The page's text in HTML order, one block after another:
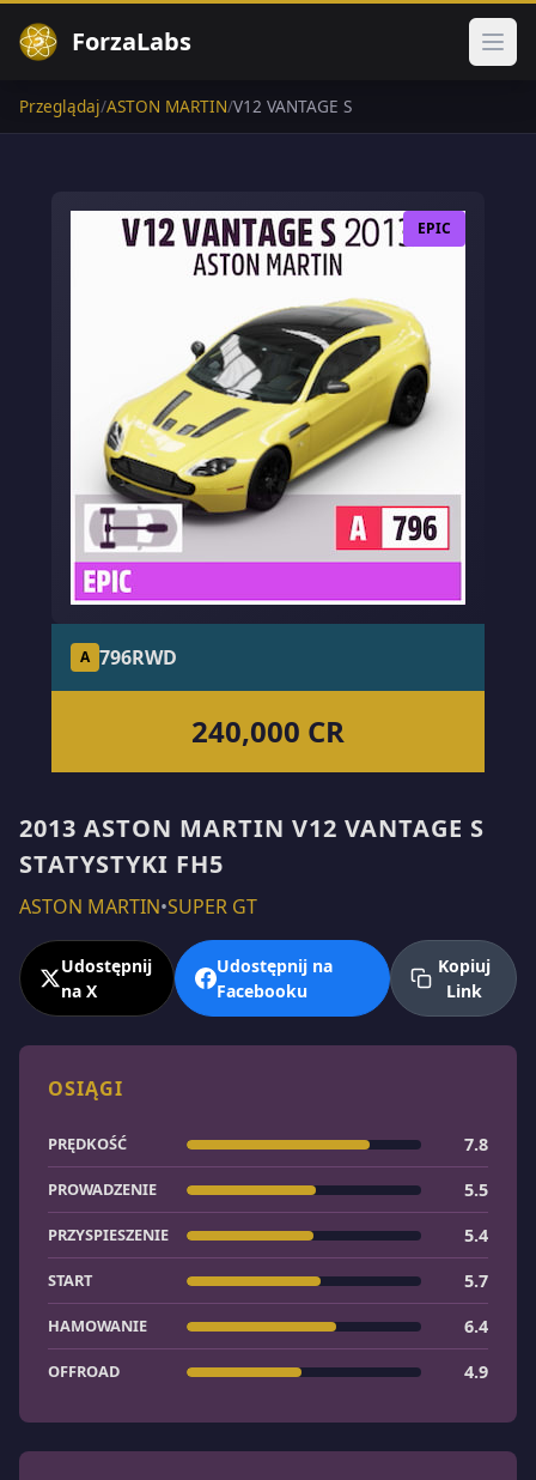
ForzaLabs
Przeglądaj/ASTON MARTIN/V12 VANTAGE S
EPIC
A 796RWD
240,000 CR
2013 ASTON MARTIN V12 VANTAGE S
STATYSTYKI FH5
ASTON MARTIN•SUPER GT
Udostępnij
na X
Udostępnij na
Facebooku
Kopiuj
Link
OSIĄGI
PRĘDKOŚĆ 7.8
PROWADZENIE 5.5
PRZYSPIESZENIE 5.4
START 5.7
HAMOWANIE 6.4
OFFROAD 4.9